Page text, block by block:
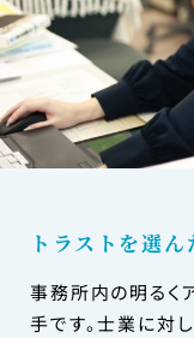
トラストを選
事務所内の明るく
手です。士業に対